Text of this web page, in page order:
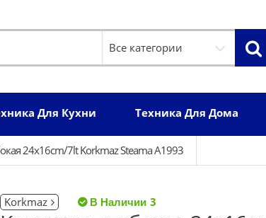
Для Кухни Техника Для Дома
24x16cm/7lt Korkmaz Steama A1993
Korkmaz 3